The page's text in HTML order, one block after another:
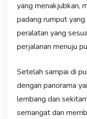
yang menakjubkan,
padang rumput
peralatan yang
perjalanan menuju
Setelah sampai di
dengan panorama
lembang dan
semangat dan